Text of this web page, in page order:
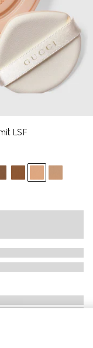
LSF